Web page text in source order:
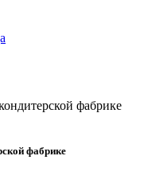
фабрике